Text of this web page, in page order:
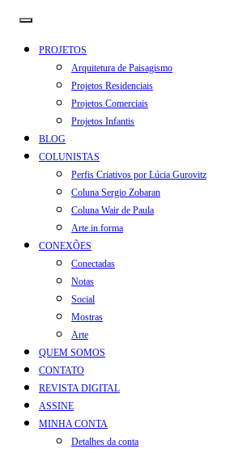
PROJETOS
Arquitetura de Paisagismo
Projetos Residenciais
Projetos Comerciais
Projetos Infantis
BLOG
COLUNISTAS
Perfis Criativos por Lúcia Gurovitz
Coluna Sergio Zobaran
Coluna Wair de Paula
Arte.in.forma
CONEXÕES
Conectadas
Notas
Social
Mostras
Arte
QUEM SOMOS
CONTATO
REVISTA DIGITAL
ASSINE
MINHA CONTA
Detalhes da conta